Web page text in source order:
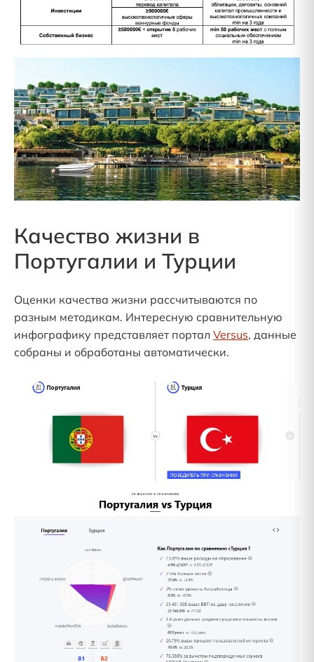
Качество жизни в
Португалии и Турции
Оценки качества жизни рассчитываются по
разным методикам. Интересную сравнительную
инфографику представляет портал Versus, данные
собраны и обработаны автоматически.